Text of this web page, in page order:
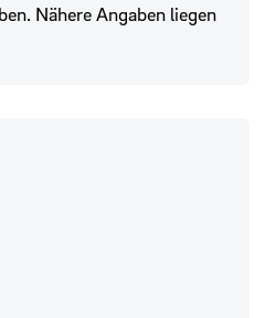
Nähere Angaben liegen